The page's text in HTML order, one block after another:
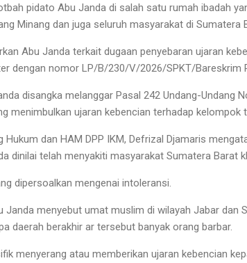
pidato Abu Janda di salah satu rumah ibadah
Minang dan juga seluruh masyarakat di Sumatera
Abu Janda terkait dugaan penyebaran ujaran
dengan nomor LP/B/230/V/2026/SPKT/Bareskrim
disangka melanggar Pasal 242 Undang-Undang
menimbulkan ujaran kebencian terhadap kelompok
Hukum dan HAM DPP IKM, Defrizal Djamaris
dinilai telah menyakiti masyarakat Sumatera Barat
dipersoalkan mengenai intoleransi.
Janda menyebut umat muslim di wilayah Jabar dan
daerah berakhir ar tersebut banyak orang barbar.
menyerang atau memberikan ujaran kebencian